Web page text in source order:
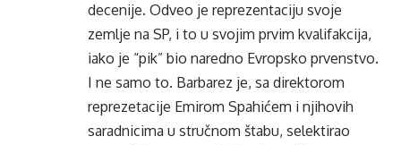
decenije. Odveo je reprezentaciju svoje
zemlje na SP, i to u svojim prvim kvalifakcija,
iako je “pik” bio naredno Evropsko prvenstvo.
I ne samo to. Barbarez je, sa direktorom
reprezetacije Emirom Spahićem i njihovih
saradnicima u stručnom štabu, selektirao